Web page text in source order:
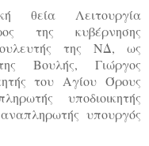
θεία Λειτουργία
της κυβέρνησης
της ΝΔ, ως
Βουλής, Γιώργος
του Αγίου Όρους
υποδιοικητής
υπουργός